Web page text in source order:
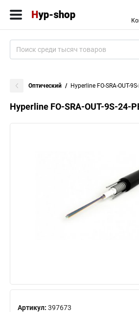
Оптический Hyperline FO-SRA-OUT-
Hyperline FO-SRA-OUT-9S-24-
Артикул: 397673